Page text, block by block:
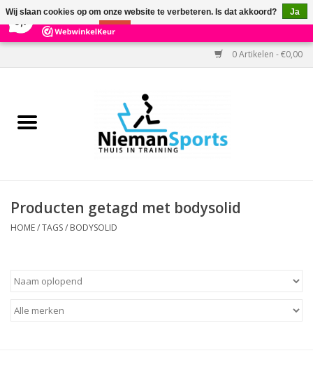
303 Reviews ×
0 Artikelen - €0,00
Home
Kracht
Producten getagd met bodysolid
HOME/TAGS/ BODYSOLID
Wij slaan cookies op om onze website te verbeteren. Is dat akkoord?
Ja
Nee